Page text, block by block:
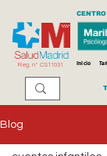
Reg. nº CS11031 Inicio
Blog